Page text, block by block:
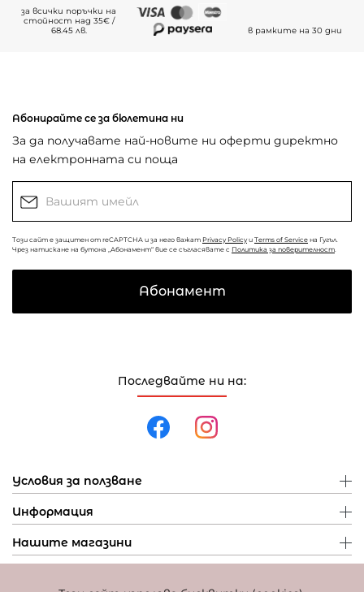
за всички поръчки на
стойност над 35€ /
68.45 лв.
в рамките на 30 дни
Последвайте ни на:
Условия за ползване
Информация
Нашите магазини
Абонирайте се за бюлетина ни
За да получавате най-новите ни оферти директно
на електронната си поща
Този сайт е защитен от reCAPTCHA и за него важат Privacy Policy и Terms of Service на Гугъл.
Чрез натискане на бутона „Абонамент“ вие се съгласявате с Политика за поверителност
Абонамент